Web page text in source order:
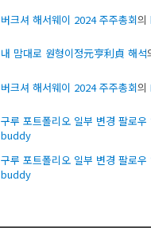
버크셔 해서웨이 2024 주주총회의
내 맘대로 원형이정元亨利貞 해석
버크셔 해서웨이 2024 주주총회의
구루 포트폴리오 일부 변경 팔로우
buddy
구루 포트폴리오 일부 변경 팔로우
buddy